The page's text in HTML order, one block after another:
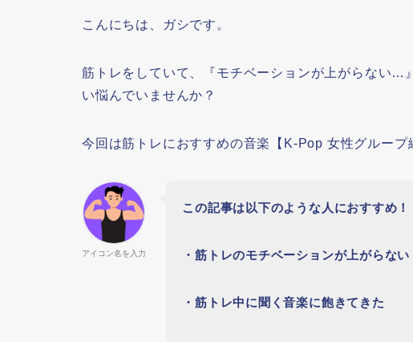
こんにちは、ガシです。
筋トレをしていて、『モチベーションが上がらない
い悩んでいませんか？
今回は筋トレにおすすめの音楽【K-Pop 女性グループ
アイコン名を入力
この記事は以下のような人におすすめ！
・筋トレのモチベーションが上がらない
・筋トレ中に聞く音楽に飽きてきた